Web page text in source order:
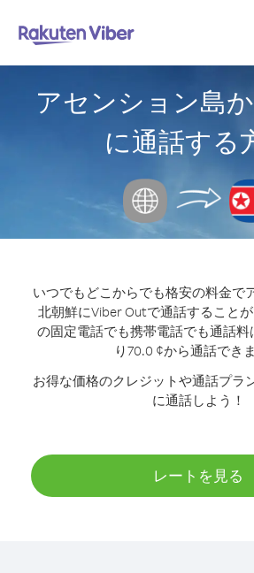
アセンション島
に通話する
いつでもどこからでも格安の料金で
北朝鮮にViber Outで通話することが
の固定電話でも携帯電話でも通話料
り70.0 ¢から通話できま
お得な価格のクレジットや通話プラ
に通話しよう！
レートを見る